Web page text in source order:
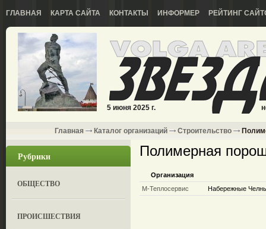
ГЛАВНАЯ КАРТА САЙТА КОНТАКТЫ ИНФОРМЕР РЕЙТИНГ
5 июня 2025 г.
Главная Каталог организаций Строительство
Рубрики
ОБЩЕСТВО
ПРОИСШЕСТВИЯ
Полимерная
Организация
М-Теплосервис
Набережные